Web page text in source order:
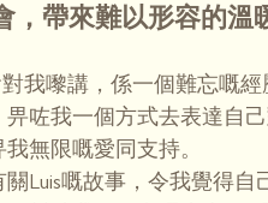
，帶來難以形容的溫
對我嚟講，係一個難忘嘅經
畀咗我一個方式去表達自己
無限嘅愛同支持。
關Luis嘅故事，令我覺得自